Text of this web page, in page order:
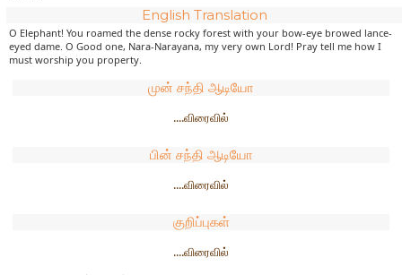
English Translation
O Elephant! You roamed the dense rocky forest with your bow-eye browed lance-
eyed dame. O Good one, Nara-Narayana, my very own Lord! Pray tell me how I
must worship you property.
முன் சந்தி ஆடியோ
....விரைவில்
பின் சந்தி ஆடியோ
....விரைவில்
குறிப்புகள்
....விரைவில்